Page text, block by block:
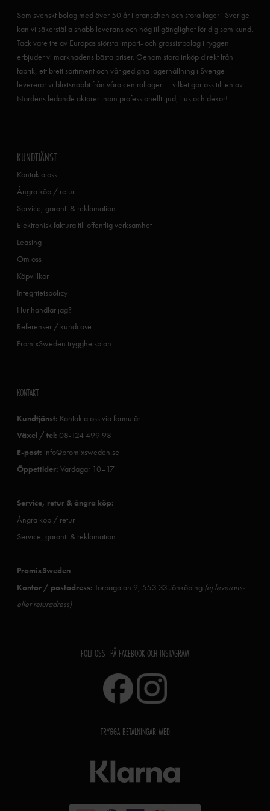
Som svenskt bolag med över 50 år i branschen och stora lager i Sverige
kan vi säkerställa snabb leverans och hög tillgänglighet för dig som kund.
Tack vare tre av Europas största import- och grossistbolag i ryggen
erbjuder vi marknadens bästa priser. Genom stora inköp direkt från
fabrik, ett brett sortiment och vår gedigna lagerhållning i Sverige
levererar vi blixtsnabbt från våra centrallager — vilket gör oss till en av
Nordens ledande aktörer inom professionellt ljud, ljus och dekor!
KUNDTJÄNST
Kontakta oss
Ångra köp / retur
Service, garanti & reklamation
Elektronisk faktura till offentlig verksamhet
Leasing
Om oss
Köpvillkor
Integritetspolicy
Hur handlar jag?
Referenser / kundcase
PromixSweden trygghetsplan
KONTAKT
Kundtjänst: Kontakta oss via formulär
Växel / tel: 08-124 499 98
E-post: info@promixsweden.se
Öppettider: Vardagar 10–17
Service, retur & ångra köp:
Ångra köp / retur
Service, garanti & reklamation
PromixSweden
Kontor / postadress: Torpagatan 9, 553 33 Jönköping (ej leverans-
eller returadress)
FÖLJ OSS PÅ FACEBOOK OCH INSTAGRAM
TRYGGA BETALNINGAR MED